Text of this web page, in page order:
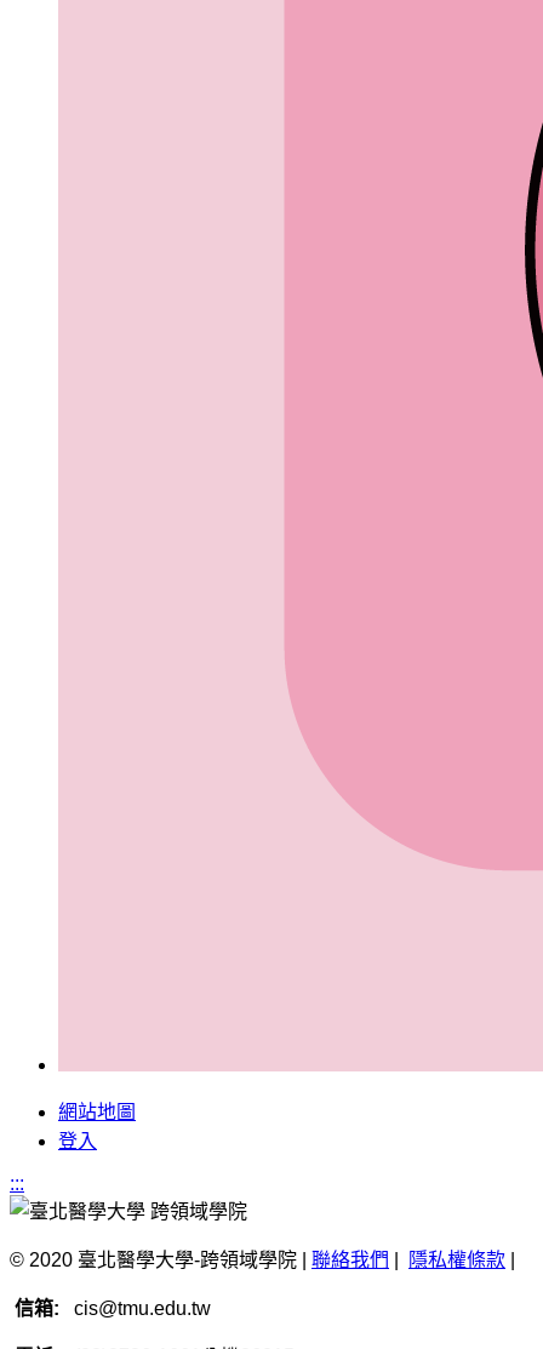
網站地圖
登入
:::
© 2020 臺北醫學大學-跨領域學院 | 聯絡我們 隱私權條款
信箱: cis@tmu.edu.tw